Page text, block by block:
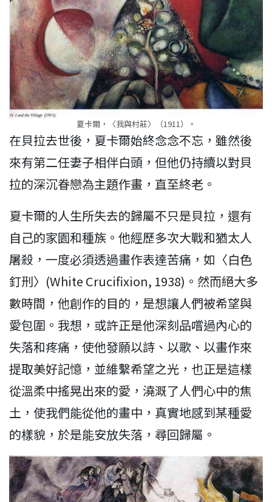
夏卡爾，〈我與村莊〉（1911）。
在貝拉去世後，夏卡爾始終念念不忘，雖然後
來有第二任妻子相伴白頭，但他仍持續以對貝
拉的深沉眷戀為主題作畫，直至終老。
夏卡爾的人生所失去的歸屬不只是貝拉，還有
自己的家園和種族。他經歷多次大戰和猶太人
屠殺，一度必須透過畫作表達苦痛，如〈白色
釘刑〉(White Crucifixion, 1938)。然而絕大多
數時間，他創作的目的，是想讓人們被希望與
愛包圍。我想，或許正是他深刻品嚐過內心的
失落和疼痛，使他發願以詩、以歌、以畫作來
提取美好記憶，並維繫希望之光，也正是這樣
從溫柔中搖晃出來的愛，澆溉了人們心中的焦
土，使我們能從他的畫中，真實地感到某種愛
的樣貌，於是能安放失落，尋回歸屬。